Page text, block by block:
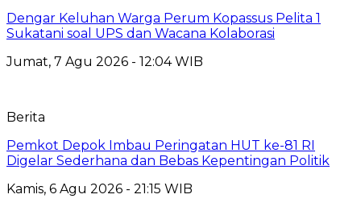
Dengar Keluhan Warga Perum Kopassus Pelita 1
Sukatani soal UPS dan Wacana Kolaborasi
Jumat, 7 Agu 2026 - 12:04 WIB
Berita
Pemkot Depok Imbau Peringatan HUT ke-81 RI
Digelar Sederhana dan Bebas Kepentingan Politik
Kamis, 6 Agu 2026 - 21:15 WIB